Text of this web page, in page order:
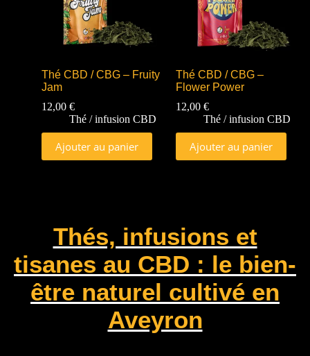
Thé CBD / CBG – Fruity
Jam
12,00 €
Thé / infusion CBD
Ajouter au panier
Thé CBD / CBG –
Flower Power
12,00 €
Thé / infusion CBD
Ajouter au panier
Thés, infusions et
tisanes au CBD : le bien-
être naturel cultivé en
Aveyron